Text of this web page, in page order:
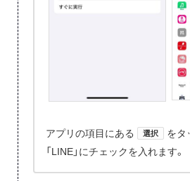
アプリの項目にある 選択
をタ
「LINE」にチェックを入れます。